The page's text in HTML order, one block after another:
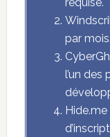
par
l’un des
Hide.me